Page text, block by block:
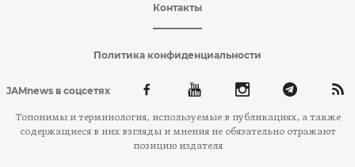
Контакты
Политика конфиденциальности
JAMnews в соцсетях
Топонимы и терминология, используемые в публикациях, а также
содержащиеся в них взгляды и мнения не обязательно отражают
позицию издателя